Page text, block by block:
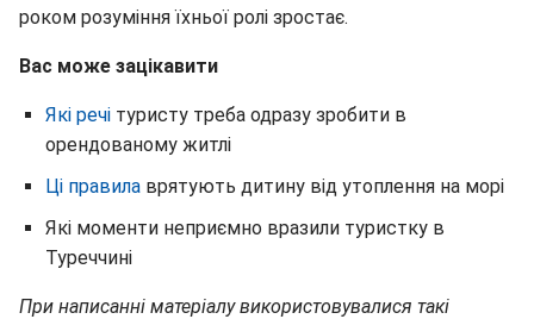
роком розуміння їхньої ролі зростає.
Вас може зацікавити
Які речі туристу треба одразу зробити в
орендованому житлі
Ці правила врятують дитину від утоплення на морі
Які моменти неприємно вразили туристку в
Туреччині
При написанні матеріалу використовувалися такі